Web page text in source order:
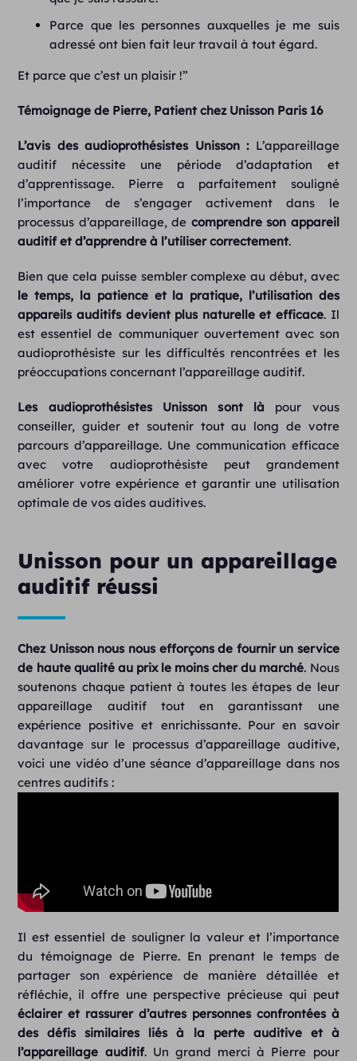
Parce que les personnes auxquelles je me suis
adressé ont bien fait leur travail à tout égard.
Et parce que c’est un plaisir !”
Témoignage de Pierre, Patient chez Unisson Paris 16
L’avis des audioprothésistes Unisson : L’appareillage
auditif nécessite une période d’adaptation et
d’apprentissage. Pierre a parfaitement souligné
l’importance de s’engager activement dans le
processus d’appareillage, de comprendre son appareil
auditif et d’apprendre à l’utiliser correctement.
Bien que cela puisse sembler complexe au début, avec
le temps, la patience et la pratique, l’utilisation des
appareils auditifs devient plus naturelle et efficace. Il
est essentiel de communiquer ouvertement avec son
audioprothésiste sur les difficultés rencontrées et les
préoccupations concernant l’appareillage auditif.
Les audioprothésistes Unisson sont là pour vous
conseiller, guider et soutenir tout au long de votre
parcours d’appareillage. Une communication efficace
avec votre audioprothésiste peut grandement
améliorer votre expérience et garantir une utilisation
optimale de vos aides auditives.
Unisson pour un appareillage
auditif réussi
Chez Unisson nous nous efforçons de fournir un service
de haute qualité au prix le moins cher du marché. Nous
soutenons chaque patient à toutes les étapes de leur
appareillage auditif tout en garantissant une
expérience positive et enrichissante. Pour en savoir
davantage sur le processus d’appareillage auditive,
voici une vidéo d’une séance d’appareillage dans nos
centres auditifs :
Il est essentiel de souligner la valeur et l’importance
du témoignage de Pierre. En prenant le temps de
partager son expérience de manière détaillée et
réfléchie, il offre une perspective précieuse qui peut
éclairer et rassurer d’autres personnes confrontées à
des défis similaires liés à la perte auditive et à
l’appareillage auditif. Un grand merci à Pierre pour